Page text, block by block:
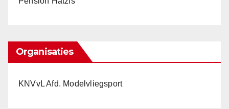
Organisaties
KNVvL Afd. Modelvliegsport